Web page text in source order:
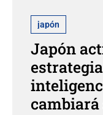
japón
Japón
cambiará